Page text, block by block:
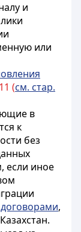
и
или
(см. стар.
в
к
без
если иное
,